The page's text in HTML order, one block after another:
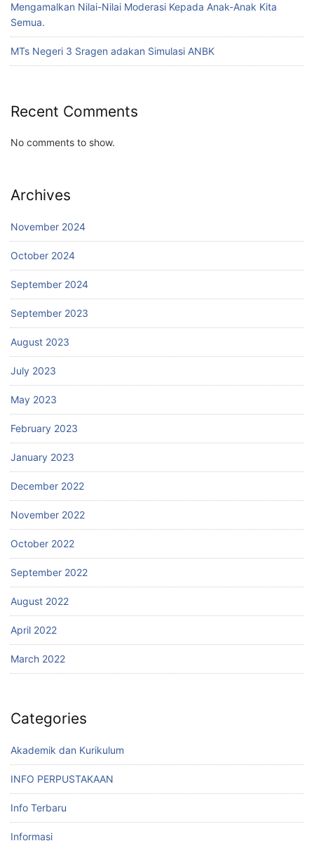
Mengamalkan Nilai-Nilai Moderasi Kepada Anak-Anak Kita
Semua.
MTs Negeri 3 Sragen adakan Simulasi ANBK
Recent Comments
No comments to show.
Archives
November 2024
October 2024
September 2024
September 2023
August 2023
July 2023
May 2023
February 2023
January 2023
December 2022
November 2022
October 2022
September 2022
August 2022
April 2022
March 2022
Categories
Akademik dan Kurikulum
INFO PERPUSTAKAAN
Info Terbaru
Informasi